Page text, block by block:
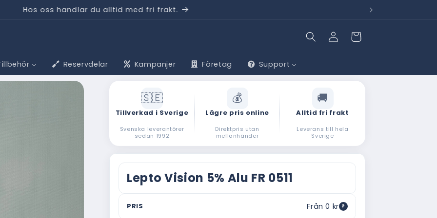
till 40 % – när du mäter, beställer och monterar själv.
Reservdelar Kampanjer Företag Support
Logga
Varukorg
Tillverkad i Sverige
Svenska leverantörer
sedan 1992
Lägre pris online
Direktpris utan
mellanhänder
Alltid fri frakt
Leverans till hela
Sverige
Lepto Vision 5% Alu FR 0511
PRIS Från 0 kr ?